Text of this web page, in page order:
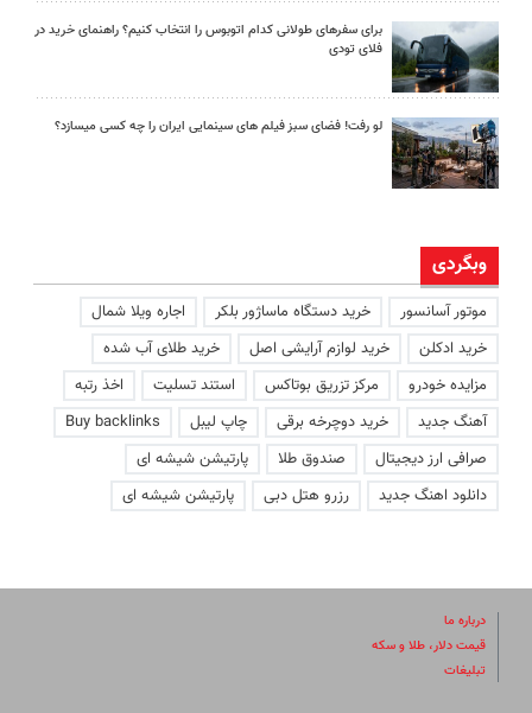
برای سفرهای طولانی کدام اتوبوس را انتخاب کنیم؟ راهنمای خرید در
فلای تودی
لو رفت! فضای سبز فیلم های سینمایی ایران را چه کسی میسازد؟
وبگردی
موتور آسانسور خرید دستگاه ماساژور بلکر
اجاره ویلا شمال
خرید ادکلن
خرید لوازم آرایشی اصل
خرید طلای آب شده
مزایده خودرو
مرکز تزریق بوتاکس استند تسلیت
اخذ رتبه
آهنگ جدید
خرید دوچرخه برقی چاپ لیبل
Buy backlinks
صرافی ارز دیجیتال
صندوق طلا
پارتیشن شیشه ای
دانلود اهنگ جدید
رزرو هتل دبی پارتیشن شیشه ای
درباره ما
قیمت دلار، طلا و سکه
تبلیغات